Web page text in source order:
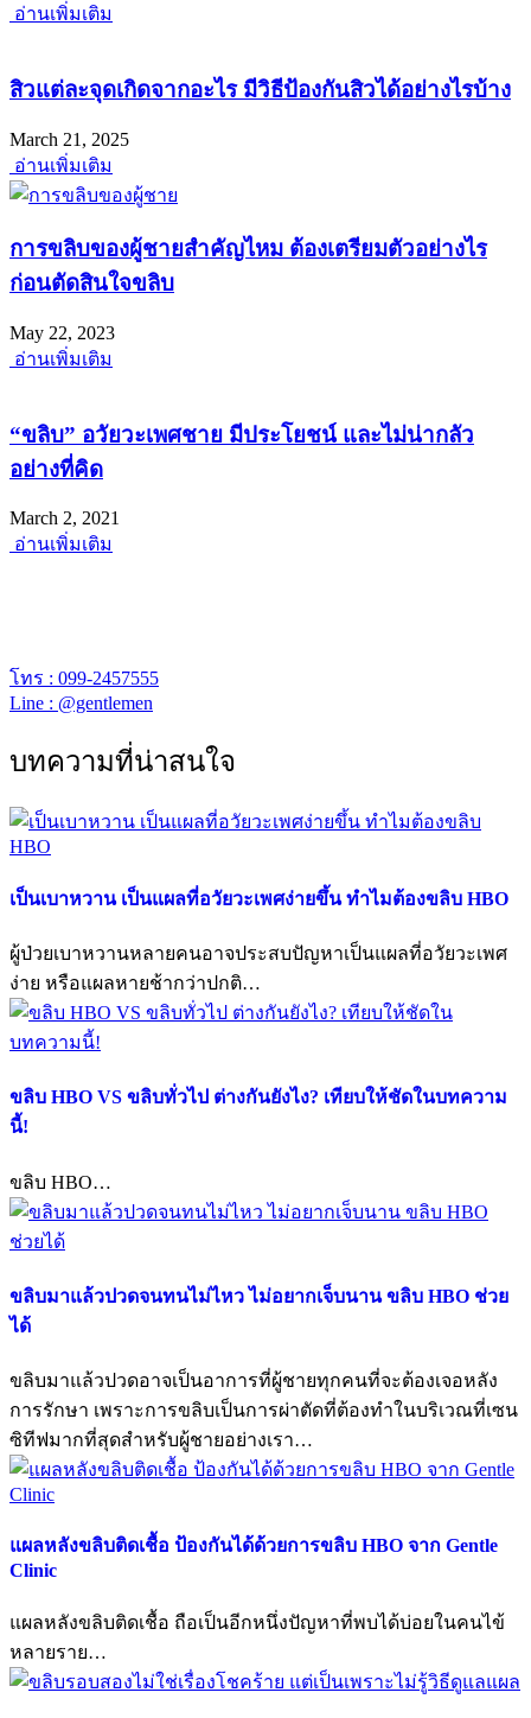
อ่านเพิ่มเติม
สิวแต่ละจุดเกิดจากอะไร มีวิธีป้องกันสิวได้อย่างไรบ้าง
March 21, 2025
อ่านเพิ่มเติม
การขลิบของผู้ชายสำคัญไหม ต้องเตรียมตัวอย่างไร
ก่อนตัดสินใจขลิบ
May 22, 2023
อ่านเพิ่มเติม
“ขลิบ” อวัยวะเพศชาย มีประโยชน์ และไม่น่ากลัว
อย่างที่คิด
March 2, 2021
อ่านเพิ่มเติม
โทร : 099-2457555
Line : @gentlemen
บทความที่น่าสนใจ
เป็นเบาหวาน เป็นแผลที่อวัยวะเพศง่ายขึ้น ทำไมต้องขลิบ HBO
ผู้ป่วยเบาหวานหลายคนอาจประสบปัญหาเป็นแผลที่อวัยวะเพศ
ง่าย หรือแผลหายช้ากว่าปกติ…
ขลิบ HBO VS ขลิบทั่วไป ต่างกันยังไง? เทียบให้ชัดในบทความ
นี้!
ขลิบ HBO…
ขลิบมาแล้วปวดจนทนไม่ไหว ไม่อยากเจ็บนาน ขลิบ HBO ช่วย
ได้
ขลิบมาแล้วปวดอาจเป็นอาการที่ผู้ชายทุกคนที่จะต้องเจอหลัง
การรักษา เพราะการขลิบเป็นการผ่าตัดที่ต้องทำในบริเวณที่เซน
ซิทีฟมากที่สุดสำหรับผู้ชายอย่างเรา…
แผลหลังขลิบติดเชื้อ ป้องกันได้ด้วยการขลิบ HBO จาก Gentle
Clinic
แผลหลังขลิบติดเชื้อ ถือเป็นอีกหนึ่งปัญหาที่พบได้บ่อยในคนไข้
หลายราย…